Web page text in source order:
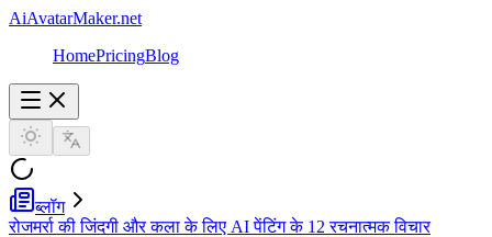
AiAvatarMaker.net
HomePricingBlog
ब्लॉग
रोजमर्रा की जिंदगी और कला के लिए AI पेंटिंग के 12 रचनात्मक विचार